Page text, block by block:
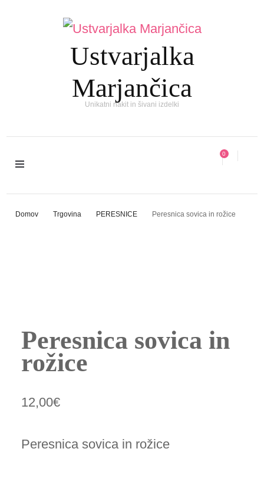
Ustvarjalka
Marjančica
Unikatni nakit in šivani izdelki
0
Domov Trgovina PERESNICE Peresnica sovica in rožice
Peresnica sovica in
rožice
12,00€
Peresnica sovica in rožice